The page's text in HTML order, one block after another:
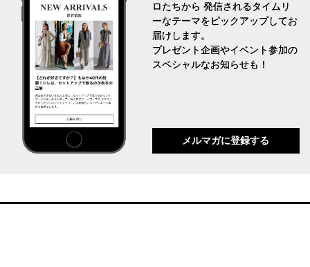
ロたちから 発信されるタイムリ
ーなテーマをピックアップしてお
届けします。
プレゼント企画やイベント参加の
スペシャルなお知らせも！
メルマガに登録する